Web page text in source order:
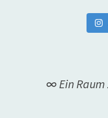
∞ Ein